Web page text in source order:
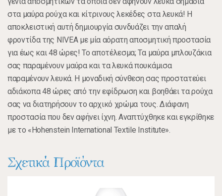
στα μαύρα ρούχα και κίτρινους λεκέδες στα λευκά! Η
αποκλειστική αυτή δημιουργία συνδυάζει την απαλή
φροντίδα της NIVEA με μία αόρατη αποσμητική προστασία
για έως και 48 ώρες! Το αποτέλεσμα; Τα μαύρα μπλουζάκια
σας παραμένουν μαύρα και τα λευκά πουκάμισα
παραμένουν λευκά. Η μοναδική σύνθεση σας προστατεύει
αδιάκοπα 48 ώρες από την εφίδρωση και βοηθάει τα ρούχα
σας να διατηρήσουν το αρχικό χρώμα τους. Διάφανη
προστασία που δεν αφήνει ίχνη. Αναπτύχθηκε και εγκρίθηκε
με το «Hohenstein International Textile Institute».
Σχετικά Προϊόντα